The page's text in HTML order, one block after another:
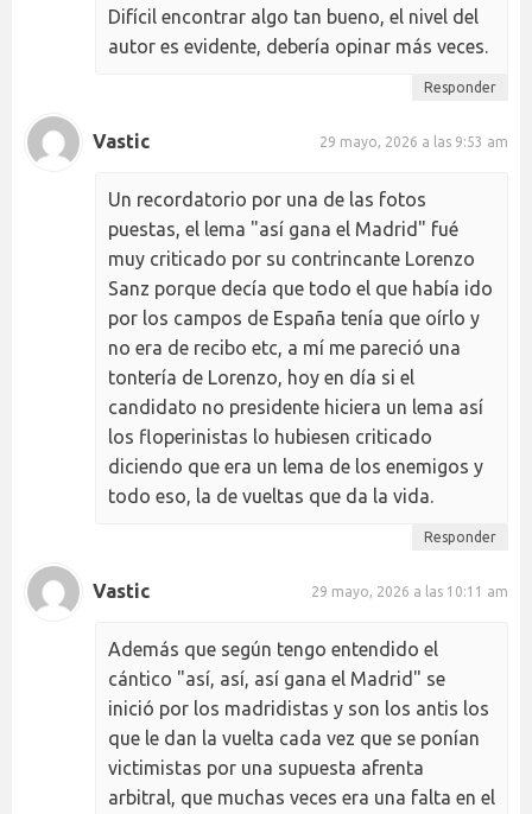
Difícil encontrar algo tan bueno, el nivel del
autor es evidente, debería opinar más veces.
Responder
Vastic 29 mayo, 2026 a las 9:53 am
Un recordatorio por una de las fotos
puestas, el lema "así gana el Madrid" fué
muy criticado por su contrincante Lorenzo
Sanz porque decía que todo el que había ido
por los campos de España tenía que oírlo y
no era de recibo etc, a mí me pareció una
tontería de Lorenzo, hoy en día si el
candidato no presidente hiciera un lema así
los floperinistas lo hubiesen criticado
diciendo que era un lema de los enemigos y
todo eso, la de vueltas que da la vida.
Responder
Vastic 29 mayo, 2026 a las 10:11 am
Además que según tengo entendido el
cántico "así, así, así gana el Madrid" se
inició por los madridistas y son los antis los
que le dan la vuelta cada vez que se ponían
victimistas por una supuesta afrenta
arbitral, que muchas veces era una falta en el